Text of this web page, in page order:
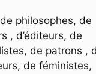
philosophes, de
, d’éditeurs, de
de patrons ,
de féministes,